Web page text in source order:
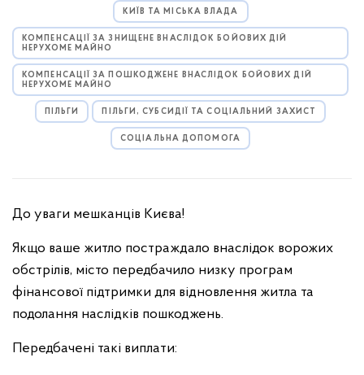
КИЇВ ТА МІСЬКА ВЛАДА
КОМПЕНСАЦІЇ ЗА ЗНИЩЕНЕ ВНАСЛІДОК БОЙОВИХ ДІЙ
НЕРУХОМЕ МАЙНО
КОМПЕНСАЦІЇ ЗА ПОШКОДЖЕНЕ ВНАСЛІДОК БОЙОВИХ ДІЙ
НЕРУХОМЕ МАЙНО
ПІЛЬГИ ПІЛЬГИ, СУБСИДІЇ ТА СОЦІАЛЬНИЙ ЗАХИСТ
СОЦІАЛЬНА ДОПОМОГА
До уваги мешканців Києва!
Якщо ваше житло постраждало внаслідок ворожих
обстрілів, місто передбачило низку програм
фінансової підтримки для відновлення житла та
подолання наслідків пошкоджень.
Передбачені такі виплати: